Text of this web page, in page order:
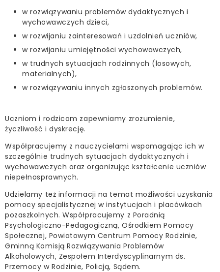
w rozwiązywaniu problemów dydaktycznych i
wychowawczych dzieci,
w rozwijaniu zainteresowań i uzdolnień uczniów,
w rozwijaniu umiejętności wychowawczych,
w trudnych sytuacjach rodzinnych (losowych,
materialnych),
w rozwiązywaniu innych zgłoszonych problemów.
Uczniom i rodzicom zapewniamy zrozumienie,
życzliwość i dyskrecję.
Współpracujemy z nauczycielami wspomagając ich w
szczególnie trudnych sytuacjach dydaktycznych i
wychowawczych oraz organizując kształcenie uczniów
niepełnosprawnych.
Udzielamy też informacji na temat możliwości uzyskania
pomocy specjalistycznej w instytucjach i placówkach
pozaszkolnych. Współpracujemy z Poradnią
Psychologiczno-Pedagogiczną, Ośrodkiem Pomocy
Społecznej, Powiatowym Centrum Pomocy Rodzinie,
Gminną Komisją Rozwiązywania Problemów
Alkoholowych, Zespołem Interdyscyplinarnym ds.
Przemocy w Rodzinie, Policją, Sądem.